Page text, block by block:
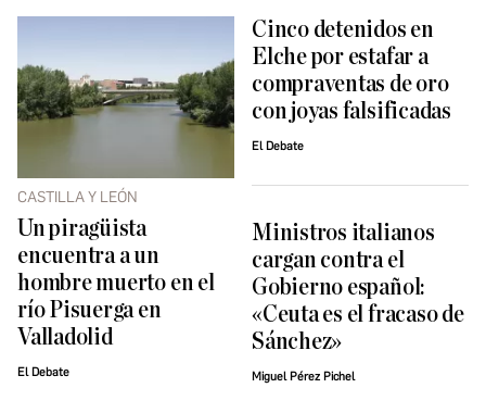
CASTILLA Y LEÓN
Un piragüista
encuentra a un
hombre muerto en el
río Pisuerga en
Valladolid
El Debate
Cinco detenidos en
Elche por estafar a
compraventas de oro
con joyas falsificadas
El Debate
Ministros italianos
cargan contra el
Gobierno español:
«Ceuta es el fracaso de
Sánchez»
Miguel Pérez Pichel